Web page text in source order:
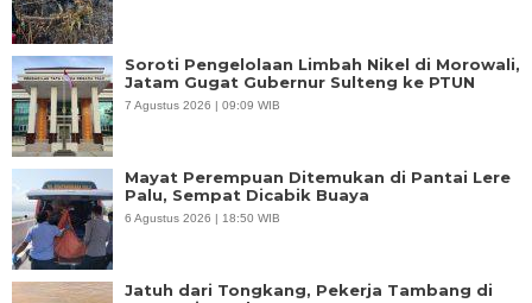
Soroti Pengelolaan Limbah Nikel di Morowali,
Jatam Gugat Gubernur Sulteng ke PTUN
7 Agustus 2026 | 09:09 WIB
Mayat Perempuan Ditemukan di Pantai Lere
Palu, Sempat Dicabik Buaya
6 Agustus 2026 | 18:50 WIB
Jatuh dari Tongkang, Pekerja Tambang di